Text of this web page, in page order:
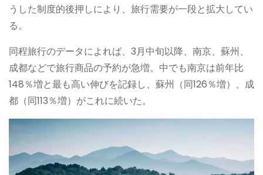
うした制度的後押しにより、旅行需要が一段と拡大してい
る。
同程旅行のデータによれば、3月中旬以降、南京、蘇州、
成都などで旅行商品の予約が急増。中でも南京は前年比
148％増と最も高い伸びを記録し、蘇州（同126％増）、成
都（同113％増）がこれに続いた。